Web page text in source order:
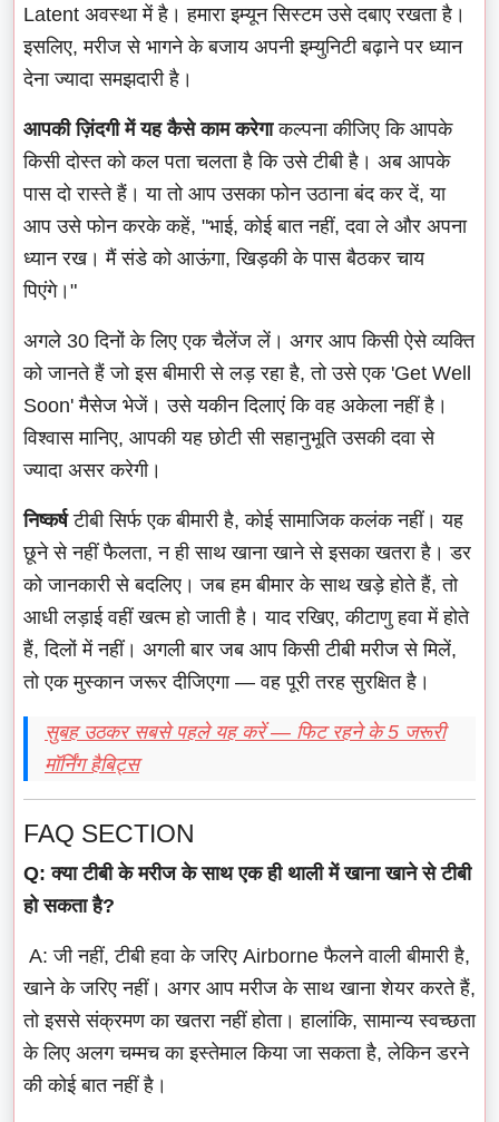
Latent अवस्था में है। हमारा इम्यून सिस्टम उसे दबाए रखता है।
इसलिए, मरीज से भागने के बजाय अपनी इम्युनिटी बढ़ाने पर ध्यान
देना ज्यादा समझदारी है।
आपकी ज़िंदगी में यह कैसे काम करेगाकल्पना कीजिए कि आपके
किसी दोस्त को कल पता चलता है कि उसे टीबी है। अब आपके
पास दो रास्ते हैं। या तो आप उसका फोन उठाना बंद कर दें, या
आप उसे फोन करके कहें, "भाई, कोई बात नहीं, दवा ले और अपना
ध्यान रख। मैं संडे को आऊंगा, खिड़की के पास बैठकर चाय
पिएंगे।"
अगले 30 दिनों के लिए एक चैलेंज लें। अगर आप किसी ऐसे व्यक्ति
को जानते हैं जो इस बीमारी से लड़ रहा है, तो उसे एक 'Get Well
Soon' मैसेज भेजें। उसे यकीन दिलाएं कि वह अकेला नहीं है।
विश्वास मानिए, आपकी यह छोटी सी सहानुभूति उसकी दवा से
ज्यादा असर करेगी।
निष्कर्षटीबी सिर्फ एक बीमारी है, कोई सामाजिक कलंक नहीं। यह
छूने से नहीं फैलता, न ही साथ खाना खाने से इसका खतरा है। डर
को जानकारी से बदलिए। जब हम बीमार के साथ खड़े होते हैं, तो
आधी लड़ाई वहीं खत्म हो जाती है। याद रखिए, कीटाणु हवा में होते
हैं, दिलों में नहीं। अगली बार जब आप किसी टीबी मरीज से मिलें,
तो एक मुस्कान जरूर दीजिएगा — वह पूरी तरह सुरक्षित है।
सुबह उठकर सबसे पहले यह करें — फिट रहने के 5 जरूरी
मॉर्निंग हैबिट्स
FAQ SECTION
Q: क्या टीबी के मरीज के साथ एक ही थाली में खाना खाने से टीबी
हो सकता है?
A: जी नहीं, टीबी हवा के जरिए Airborne फैलने वाली बीमारी है,
खाने के जरिए नहीं। अगर आप मरीज के साथ खाना शेयर करते हैं,
तो इससे संक्रमण का खतरा नहीं होता। हालांकि, सामान्य स्वच्छता
के लिए अलग चम्मच का इस्तेमाल किया जा सकता है, लेकिन डरने
की कोई बात नहीं है।